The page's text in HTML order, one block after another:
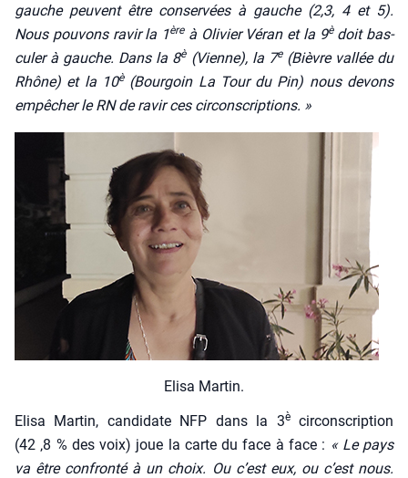
gauche peuvent être conser­vées à gauche (2,3, 4 et 5).
Nous pou­vons ravir la 1èreà Oli­vier Véran et la 9èdoit bas­
cu­ler à gauche. Dans la 8è(Vienne), la 7e(Bièvre val­lée du
Rhône) et la 10è(Bour­goin La Tour du Pin) nous devons
empê­cher le RN de ravir ces cir­cons­crip­tions. »
Eli­sa Mar­tin.
Eli­sa Mar­tin, can­di­date NFP dansla 3ècir­cons­crip­tion
(42 ‚8 % des voix) joue la carte du face à face: « Le pays
va être confron­té à un choix. Ou c’est eux, ou c’est nous.